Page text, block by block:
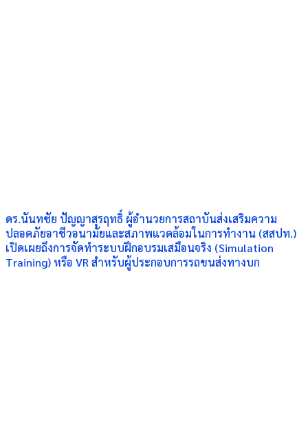
ดร.นันทชัย ปัญญาสุรฤทธิ์ ผู้อำนวยการสถาบันส่งเสริมความ
ปลอดภัยอาชีวอนามัยและสภาพแวดล้อมในการทำงาน (สสปท.)
เปิดเผยถึงการจัดทำระบบฝึกอบรมเสมือนจริง (Simulation
Training) หรือ VR สำหรับผู้ประกอบการรถขนส่งทางบก